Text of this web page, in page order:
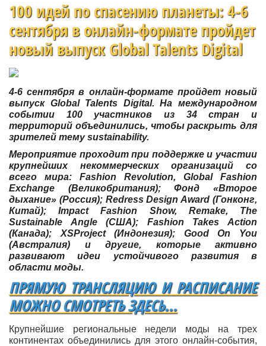
100 идей по спасению планеты: 4-6
сентября в онлайн-формате пройдет
новый выпуск Global Talents Digital
4-6 сентября в онлайн-формате пройдет новый
выпуск Global Talents Digital. На международном
событии 100 участников из 34 стран и
территорий объединились, чтобы раскрыть для
зрителей тему sustainability.
Мероприятие проходит при поддержке и участии
крупнейших некоммерческих организаций со
всего мира: Fashion Revolution, Global Fashion
Exchange (Великобритания); Фонд «Второе
дыхание» (Россия); Redress Design Award (Гонконг,
Китай); Impact Fashion Show, Remake, The
Sustainable Angle (США); Fashion Takes Action
(Канада); XSProject (Индонезия); Good On You
(Австралия) и другие, которые активно
развивают идеи устойчивого развития в
области моды.
ПРЯМУЮ ТРАНСЛЯЦИЮ И РАСПИСАНИЕ
МОЖНО СМОТРЕТЬ ЗДЕСЬ...
Крупнейшие региональные недели моды на трех
континентах объединились для этого онлайн-события,